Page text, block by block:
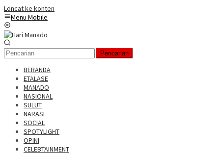
Loncat ke konten
Menu Mobile
Pencarian
BERANDA
ETALASE
MANADO
NASIONAL
SULUT
NARASI
SOCIAL
SPOTYLIGHT
OPINI
CELEBTAINMENT